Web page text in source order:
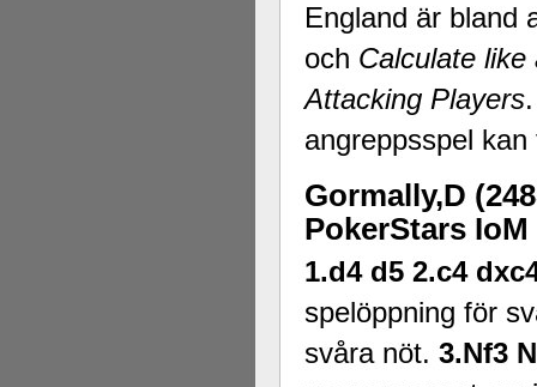
England är bland
och Calculate
Attacking Players
angreppsspel
Gormally,D
PokerStars IoM
1.d4 d5 2.c4
spelöppning för
svåra nöt. 3.Nf3